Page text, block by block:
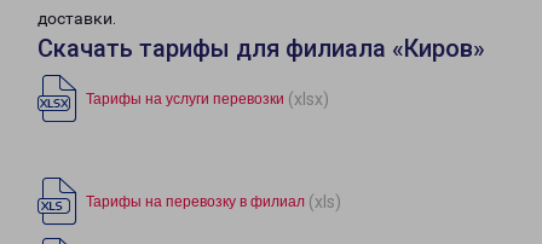
доставки.
Скачать тарифы для филиала «Киров»
Тарифы на услуги перевозки (xlsx)
Тарифы на перевозку в филиал (xls)